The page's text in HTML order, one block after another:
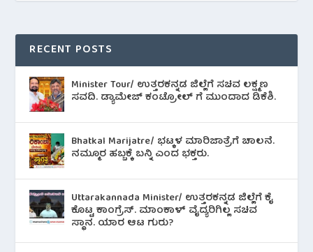
RECENT POSTS
Minister Tour/ ಉತ್ತರಕನ್ನಡ ಜಿಲ್ಲೆಗೆ ಸಚಿವ ಲಕ್ಷ್ಮಣ
ಸವದಿ. ಡ್ಯಾಮೇಜ್ ಕಂಟ್ರೋಲ್ ಗೆ ಮುಂದಾದ ಡಿಕೆಶಿ.
Bhatkal Marijatre/ ಭಟ್ಕಳ ಮಾರಿಜಾತ್ರೆಗೆ ಚಾಲನೆ.
ನಮ್ಮೂರ ಹಬ್ಬಕ್ಕೆ ಬನ್ನಿ ಎಂದ ಭಕ್ತರು.
Uttarakannada Minister/ ಉತ್ತರಕನ್ನಡ ಜಿಲ್ಲೆಗೆ ಕೈ
ಕೊಟ್ಟ ಕಾಂಗ್ರೆಸ್. ಮಾಂಕಾಳ್ ವೈದ್ಯರಿಗಿಲ್ಲ ಸಚಿವ
ಸ್ಥಾನ. ಯಾರ ಆಟ ಗುರು?